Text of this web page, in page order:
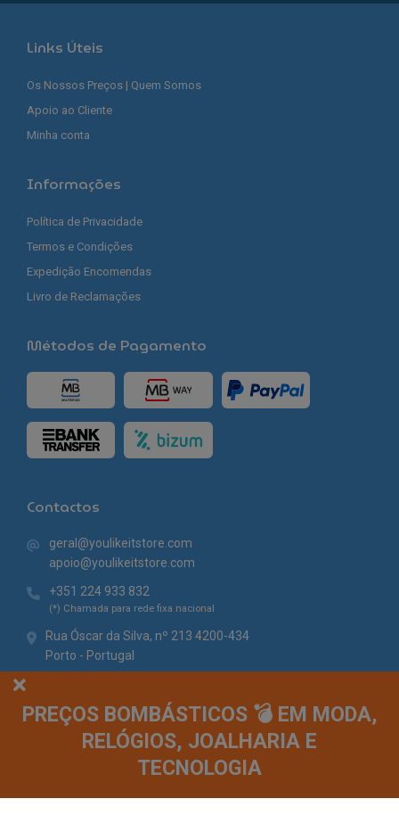
PREÇOS BOMBÁSTICOS 💣 EM MODA,
RELÓGIOS, JOALHARIA E
TECNOLOGIA
Links Úteis
Os Nossos Preços | Quem Somos
Apoio ao Cliente
Minha conta
Informações
Política de Privacidade
Termos e Condições
Expedição Encomendas
Livro de Reclamações
Métodos de Pagamento
Contactos
geral@youlikeitstore.com
apoio@youlikeitstore.com
+351 224 933 832
(*) Chamada para rede fixa nacional
Rua Óscar da Silva, nº 213 4200-434
Porto - Portugal